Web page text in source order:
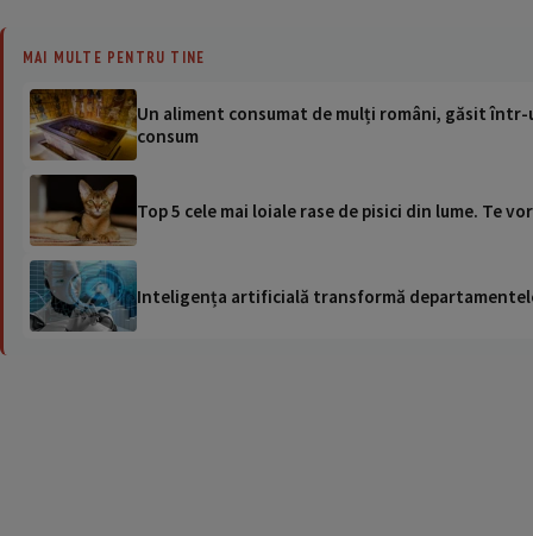
MAI MULTE PENTRU TINE
Un aliment consumat de mulți români, găsit într-
consum
Top 5 cele mai loiale rase de pisici din lume. Te
Inteligența artificială transformă